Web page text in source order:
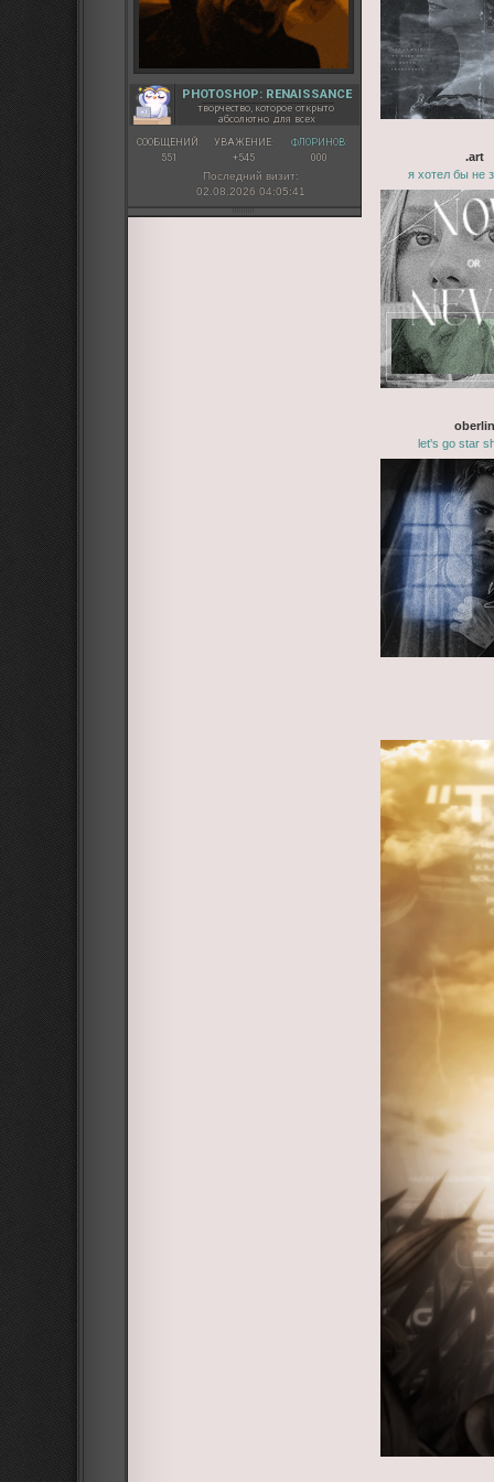
PHOTOSHOP: RENAISSANCE
творчество, которое открыто
абсолютно для всех
СООБЩЕНИЙ:
551
УВАЖЕНИЕ:
+545
ФЛОРИНОВ:
000
Последний визит:
02.08.2026 04:05:41
.art
я хотел бы не
oberlin
let's go star